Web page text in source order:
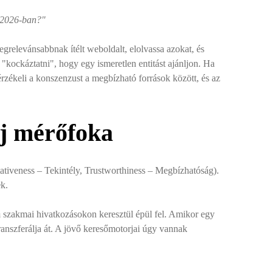
ban?"
ítélt weboldalt, elolvassa azokat, és
hogy egy ismeretlen entitást ajánljon. Ha
a konszenzust a megbízható források között, és az
mérőfoka
– Tekintély, Trustworthiness – Megbízhatóság).
hivatkozásokon keresztül épül fel. Amikor egy
át. A jövő keresőmotorjai úgy vannak